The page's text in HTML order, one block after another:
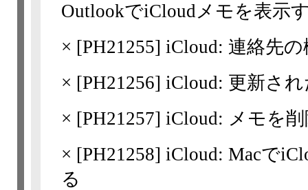
OutlookでiCloudメモを表示
× [PH21255] iCloud: 連絡先の
× [PH21256] iCloud: 更新さ
× [PH21257] iCloud: メモを
× [PH21258] iCloud: Macで
る